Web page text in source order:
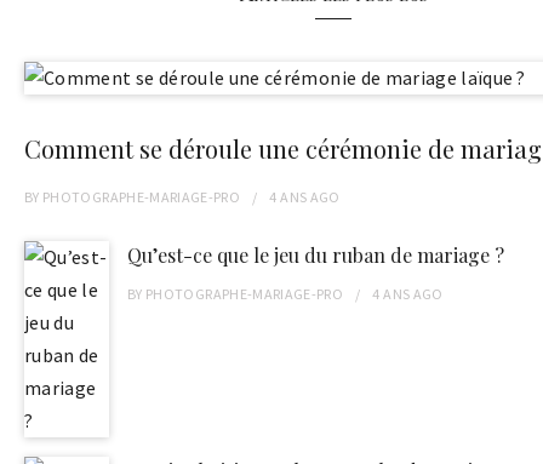
Comment se déroule une cérémonie de
BY PHOTOGRAPHE-MARIAGE-PRO 4 ANS AGO
Qu’est-ce que le jeu du ruban de mariage ?
BY PHOTOGRAPHE-MARIAGE-PRO 4 ANS AGO